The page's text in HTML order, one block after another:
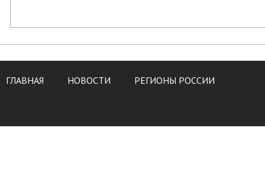
ГЛАВНАЯ НОВОСТИ РЕГИОНЫ РОССИИ